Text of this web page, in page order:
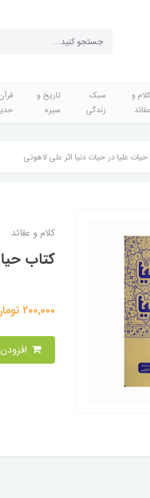
کلام و
عقائد
سبک
زندگی
تاریخ و
سیره
علیا در حیات دنیا اثر علی لاهوتی
کلام و عقائد
کتاب
200,000